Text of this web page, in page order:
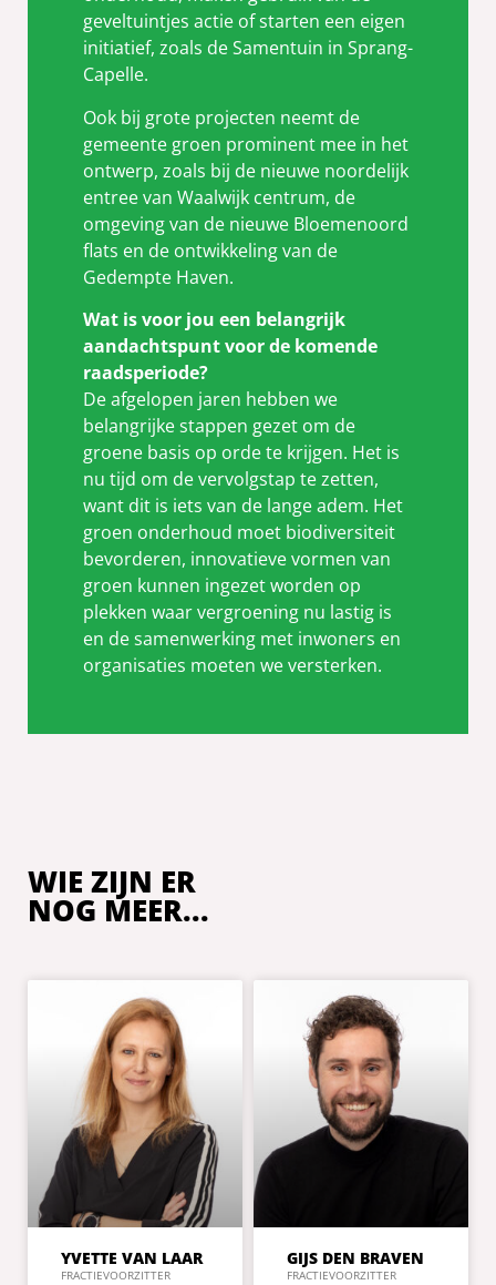
geveltuintjes actie of starten een eigen
initiatief, zoals de Samentuin in Sprang-
Capelle.
Ook bij grote projecten neemt de
gemeente groen prominent mee in het
ontwerp, zoals bij de nieuwe noordelijk
entree van Waalwijk centrum, de
omgeving van de nieuwe Bloemenoord
flats en de ontwikkeling van de
Gedempte Haven.
Wat is voor jou een belangrijk
aandachtspunt voor de komende
raadsperiode?
De afgelopen jaren hebben we
belangrijke stappen gezet om de
groene basis op orde te krijgen. Het is
nu tijd om de vervolgstap te zetten,
want dit is iets van de lange adem. Het
groen onderhoud moet biodiversiteit
bevorderen, innovatieve vormen van
groen kunnen ingezet worden op
plekken waar vergroening nu lastig is
en de samenwerking met inwoners en
organisaties moeten we versterken.
WIE ZIJN ER
NOG MEER...
YVETTE VAN LAAR
FRACTIEVOORZITTER
GIJS DEN BRAVEN
FRACTIEVOORZITTER